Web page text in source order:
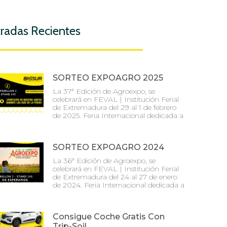
Recientes
SORTEO EXPOAGRO 2025
La 37ª Edición de Agroexpo, se
celebrará en FEVAL | Institución Ferial
de Extremadura del 29 al 1 de febrero
de 2025. Feria Internacional dedicada a
SORTEO EXPOAGRO 2024
La 36ª Edición de Agroexpo, se
celebrará en FEVAL | Institución Ferial
de Extremadura del 24 al 27 de enero
de 2024. Feria Internacional dedicada a
Consigue Coche Gratis Con